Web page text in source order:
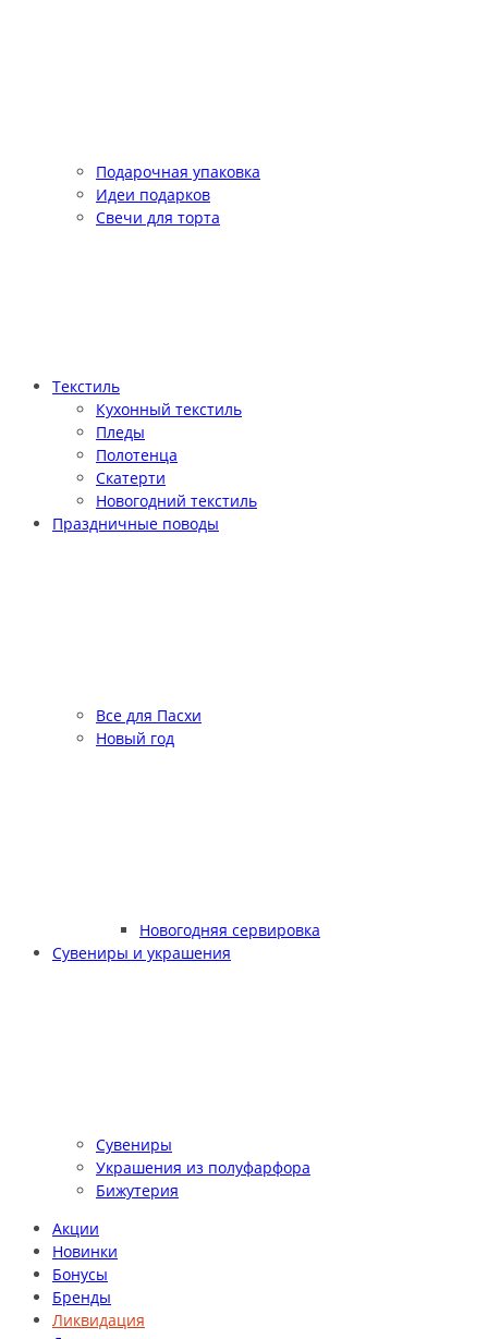
Подарочная упаковка
Идеи подарков
Свечи для торта
Текстиль
Кухонный текстиль
Пледы
Полотенца
Скатерти
Новогодний текстиль
Праздничные поводы
Все для Пасхи
Новый год
Новогодняя сервировка
Сувениры и украшения
Сувениры
Украшения из полуфарфора
Бижутерия
Акции
Новинки
Бонусы
Бренды
Ликвидация